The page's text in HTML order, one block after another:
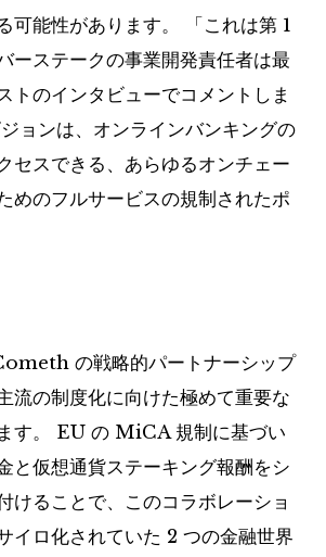
可能性があります。 「これは第 1
ーステークの事業開発責任者は最
トのインタビューでコメントしま
ョンは、オンラインバンキングの
セスできる、あらゆるオンチェー
めのフルサービスの規制されたポ
の戦略的パートナーシップ
流の制度化に向けた極めて重要な
す。 EU の MiCA 規制に基づい
と仮想通貨ステーキング報酬をシ
けることで、このコラボレーショ
イロ化されていた 2 つの金融世界